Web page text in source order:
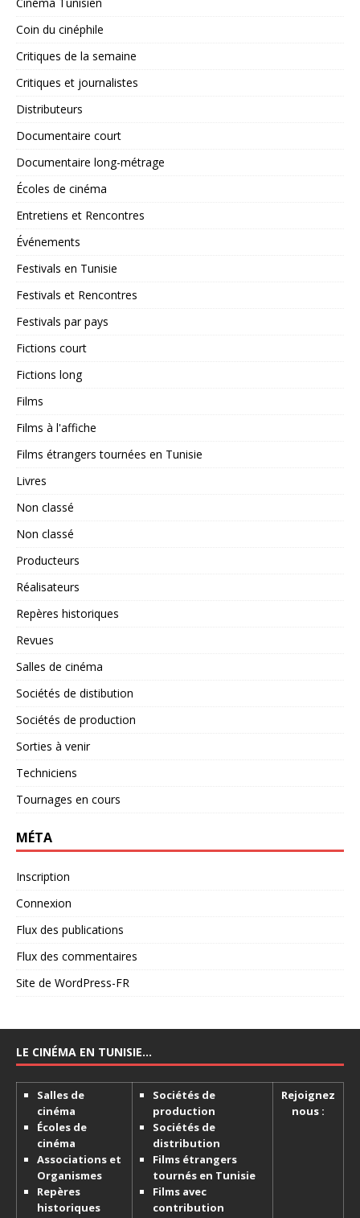
Coin du cinéphile
Critiques de la semaine
Critiques et journalistes
Distributeurs
Documentaire court
Documentaire long-métrage
Écoles de cinéma
Entretiens et Rencontres
Événements
Festivals en Tunisie
Festivals et Rencontres
Festivals par pays
Fictions court
Fictions long
Films
Films à l'affiche
Films étrangers tournées en Tunisie
Livres
Non classé
Non classé
Producteurs
Réalisateurs
Repères historiques
Revues
Salles de cinéma
Sociétés de distibution
Sociétés de production
Sorties à venir
Techniciens
Tournages en cours
MÉTA
Inscription
Connexion
Flux des publications
Flux des commentaires
Site de WordPress-FR
LE CINÉMA EN TUNISIE…
Salles de
cinéma
Écoles de
cinéma
Associations et
Organismes
Repères
historiques
Sociétés de
production
Sociétés de
distribution
Films étrangers
tournés en Tunisie
Films avec
contribution
Rejoignez
nous :